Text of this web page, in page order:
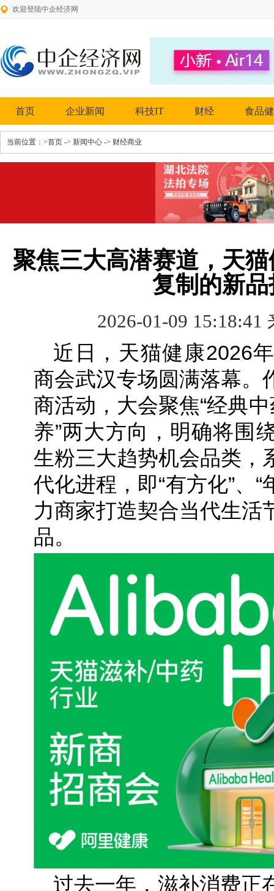
欢迎登陆中企经济网
首页 企业新闻 科技IT 财经 食品
当前位置： >首页 -> 新闻中心 -> 财经商业
聚焦三大高潜赛道，天
复制的新
2026-01-09 15:18:41
近日，天猫健康2026
商会武汉专场圆满落幕。
商活动，大会聚焦“经典
养”两大方向，明确将围
生粉三大趋势机会品类，
代化进程，即“有方化”、“
力商家打造契合当代生活
品。
过去一年，滋补消费正